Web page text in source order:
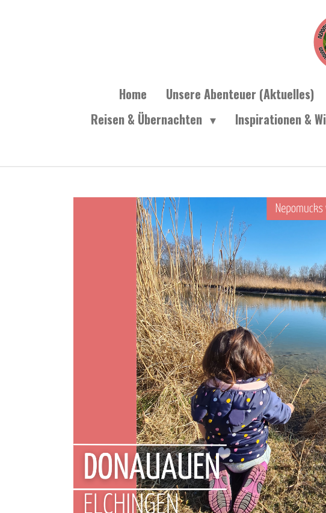
Home Unsere Abenteuer (Aktuelles)
Reisen & Übernachten
Inspirationen &